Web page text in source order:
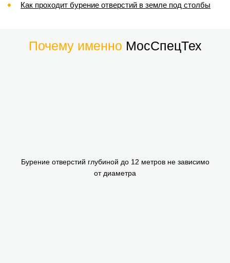
Как проходит бурение отверстий в земле под столбы
Почему именно МосСпецТех
Бурение отверстий глубиной до 12 метров не зависимо
от диаметра